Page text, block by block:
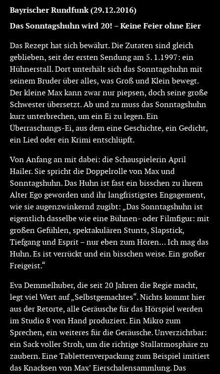
Bayrischer Rundfunk(29.12.2016)
Das Sonntagshuhn wird 20! – Keine Feier ohne Eier
Das Rezept hat sich bewährt. Die Zutaten sind gleich
geblieben, seit der ersten Sendung am 5. 1.1997: ein
Hühnerstall. Dort unterhält sich das Sonntagshuhn mit
seinem Bruder über alles, was Groß und Klein bewegt.
Der kleine Max kann zwar nur piepsen, doch seine große
Schwester übersetzt. Ab und zu muss das Sonntagshuhn
kurz unterbrechen, um ein Ei zu legen. Ein
Überraschungs-Ei, aus dem eine Geschichte, ein Gedicht,
ein Lied oder ein Krimi entschlüpft.
Von Anfang an mit dabei: die Schauspielerin April
Hailer. Sie spricht die Doppelrolle von Max und
Sonntagshuhn. Das Huhn ist fast ein bisschen zu ihrem
Alter Ego geworden und ihr langfristigstes Engagement,
wie sie augenzwinkernd zugibt: „Das Sonntagshuhn ist
eigentlich dasselbe wie eine Bühnen- oder Filmfigur: mit
großen Gefühlen, spektakulären Stunts, Slapstick,
Tiefgang und Esprit – nur eben zum Hören… Ich mag das
Huhn. Es ist verrückt und ein bisschen weise. Ein großer
Freigeist.“
Eva Demmelhuber, die seit 20 Jahren die Regie macht,
legt viel Wert auf „Selbstgemachtes“. Nichts kommt hier
aus der Retorte, alle Geräusche für das Hörspiel werden
im Studio 8 von Hand produziert. Ein Mikro zum
Sprechen, ein weiteres für die Geräusche. Unverzichtbar:
ein Sack voller Stroh, um die richtige Stallatmosphäre zu
zaubern. Eine Tablettenverpackung zum Beispiel imitiert
das Knacksen von Max’ Eierschalensammlung. Das